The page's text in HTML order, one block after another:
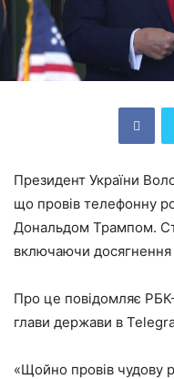
Президент України
що провів телефонну
Дональдом Трампом.
включаючи досягнення
Про це повідомляє
глави держави в
«Щойно провів чудову